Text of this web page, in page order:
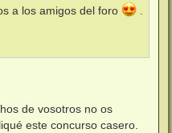
a los amigos del foro
de vosotros no os
este concurso casero.